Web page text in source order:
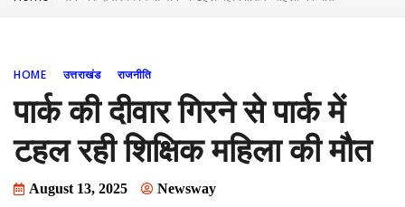
Delhi News
Portal
HOME उत्तराखंड राजनीति
पार्क की दीवार गिरने से पार्क में
टहल रही शिक्षिक महिला की मौत
August 13, 2025 Newsway